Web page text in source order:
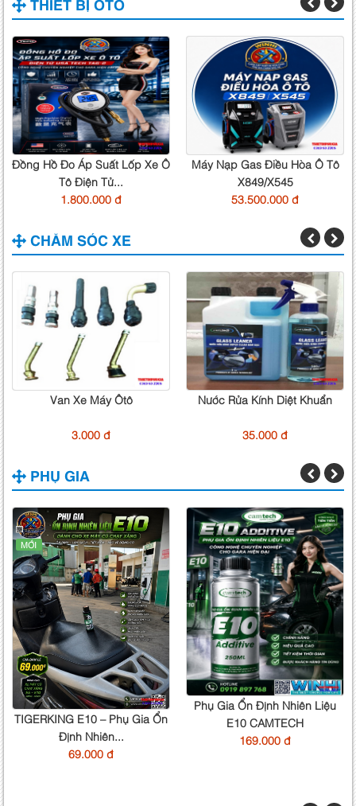
THIẾT BỊ OTO
Đồng Hồ Đo Áp Suất Lốp Xe Ô
Tô Điện Tử...
1.800.000 đ
Máy Nạp Gas Điều Hòa Ô Tô
X849/X545
53.500.000 đ
CHĂM SÓC XE
Van Xe Máy Ôtô
3.000 đ
Nước Rửa Kính Diệt Khuẩn
35.000 đ
PHỤ GIA
MỚI
TIGERKING E10 – Phụ Gia Ổn
Định Nhiên...
69.000 đ
Phụ Gia Ổn Định Nhiên Liệu
E10 CAMTECH
169.000 đ